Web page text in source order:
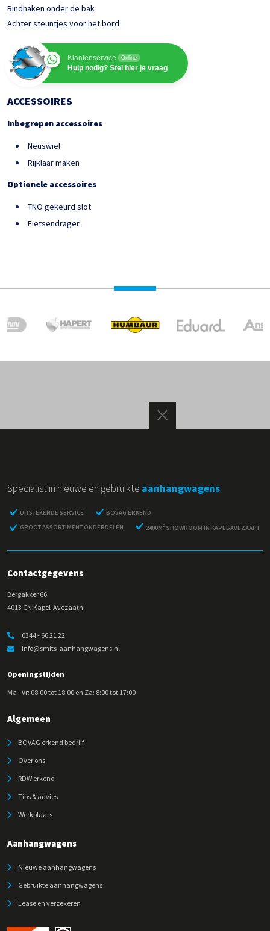
Bindhaken onder de bak
Achter steuntjes voor het bord
Klantenservice Online
Hulp nodig? Stel hier je vraag
ACCESSOIRES
Inbegrepen accessoires
Neuswiel
Rijklaar maken
Optionele accessoires
TNO gekeurd slot
Fietsendrager
Specialist in nieuwe en gebruikte aanhangwagens
UITSTEKENDE SERVICE
BOVAG ERKEND
GROOT ASSORTIMENT ONDERDELEN
2480M 2SHOWROOM IN KAPEL-AVEZAATH
Contactgegevens
Bergakker 66
4013 CN Kapel-Avezaath
0344 - 66 21 22
info@smits-aanhangwagens.nl
Openingstijden
Ma - Vr: 08:00 tot 18:00 en Za: 8:00 tot 17:00
Algemeen
BOVAG erkend bedrijf
Over ons
RDW erkend
Tips & advies
Werkplaats
Aanhangwagens
Nieuwe aanhangwagens
Gebruikte aanhangwagens
Lease en verzekeren